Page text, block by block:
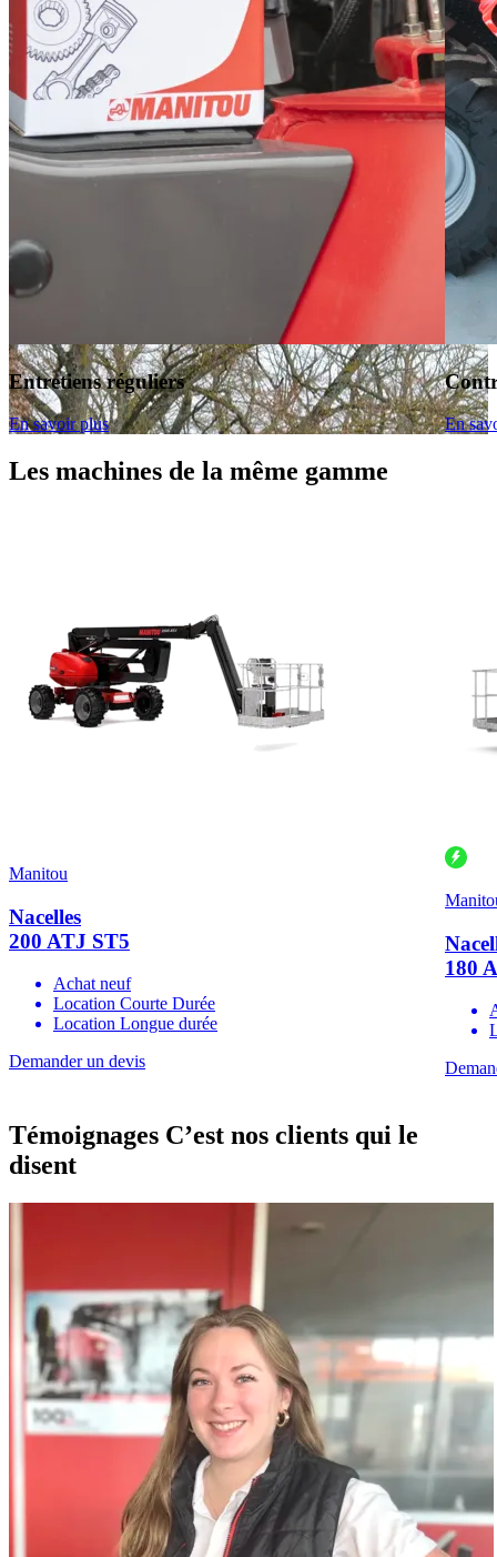
Entretiens réguliers
En savoir plus En
Les machines de la même gamme
Manitou
Nacelles
200 ATJ ST5
Achat neuf
Location Courte Durée
Location Longue durée
Demander un devis
180
Témoignages C’est nos clients qui le
disent